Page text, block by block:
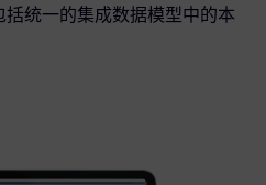
统一的集成数据模型中的本